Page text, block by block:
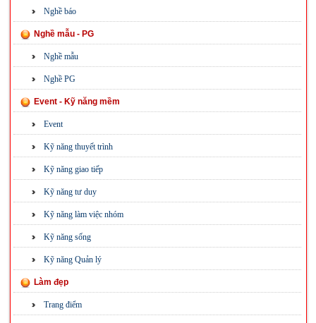
Nghề báo
Nghề mẫu - PG
Nghề mẫu
Nghề PG
Event - Kỹ năng mềm
Event
Kỹ năng thuyết trình
Kỹ năng giao tiếp
Kỹ năng tư duy
Kỹ năng làm việc nhóm
Kỹ năng sống
Kỹ năng Quản lý
Làm đẹp
Trang điểm